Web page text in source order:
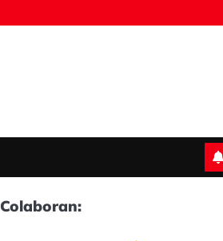
Colaboran: